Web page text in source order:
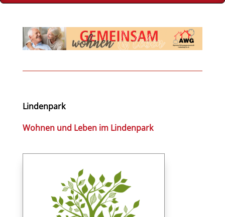
Lindenpark
Wohnen und Leben im Lindenpark